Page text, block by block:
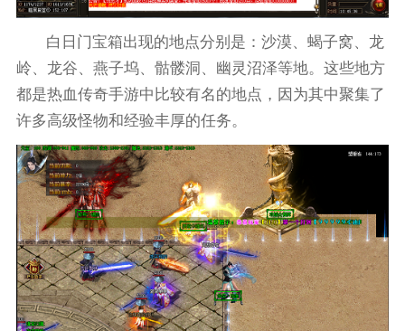
白日门宝箱出现的地点分别是：沙漠、蝎子窝、龙
岭、龙谷、燕子坞、骷髅洞、幽灵沼泽等地。这些地方
都是热血传奇手游中比较有名的地点，因为其中聚集了
许多高级怪物和经验丰厚的任务。